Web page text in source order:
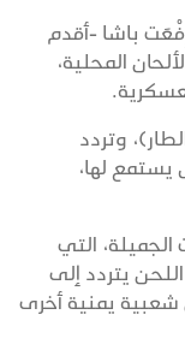
باشا -أقدم
المحلية،
وتردد
لها،
الجميلة، التي
يتردد إلى
شعبية يمنية أخرى